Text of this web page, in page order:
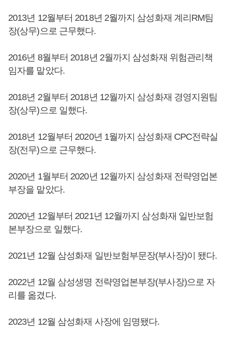
2013년 12월부터 2018년 2월까지 삼성화재 계리RM팀
장(상무)으로 근무했다.
2016년 8월부터 2018년 2월까지 삼성화재 위험관리책
임자를 맡았다.
2018년 2월부터 2018년 12월까지 삼성화재 경영지원팀
장(상무)으로 일했다.
2018년 12월부터 2020년 1월까지 삼성화재 CPC전략실
장(전무)으로 근무했다.
2020년 1월부터 2020년 12월까지 삼성화재 전략영업본
부장을 맡았다.
2020년 12월부터 2021년 12월까지 삼성화재 일반보험
본부장으로 일했다.
2021년 12월 삼성화재 일반보험부문장(부사장)이 됐다.
2022년 12월 삼성생명 전략영업본부장(부사장)으로 자
리를 옮겼다.
2023년 12월 삼성화재 사장에 임명됐다.